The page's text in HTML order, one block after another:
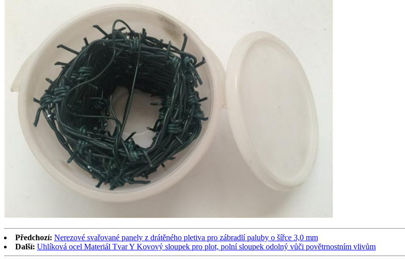
Předchozí: Nerezové svařované panely z drátěného pletiva pro zábradlí paluby o šířce 3,0 mm
Další: Uhlíková ocel Materiál Tvar Y Kovový sloupek pro plot, polní sloupek odolný vůči povětrnostním vlivům